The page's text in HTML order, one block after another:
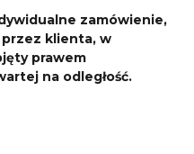
zamówienie,
klienta, w
prawem
na odległość.